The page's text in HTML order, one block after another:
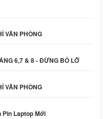
VĂN PHÒNG
6,7 & 8 - ĐỪNG BỎ LỠ
VĂN PHÒNG
Laptop Mới